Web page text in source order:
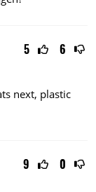
5 6
next, plastic
9 0